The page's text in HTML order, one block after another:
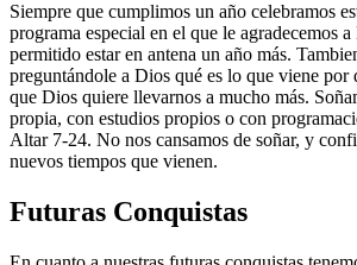
Siempre que cumplimos un año celebramos
programa especial en el que le agradecemos
permitido estar en antena un año más.
preguntándole a Dios qué es lo que viene por
que Dios quiere llevarnos a mucho más.
propia, con estudios propios o con
Altar 7-24. No nos cansamos de soñar, y
nuevos tiempos que vienen.
Futuras Conquistas